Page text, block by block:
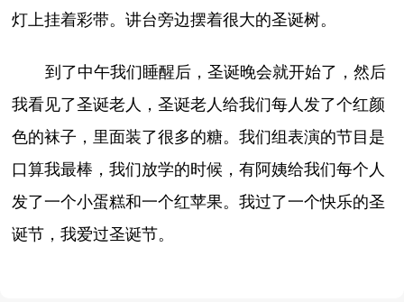
灯上挂着彩带。讲台旁边摆着很大的圣诞树。
到了中午我们睡醒后，圣诞晚会就开始了，然后
我看见了圣诞老人，圣诞老人给我们每人发了个红颜
色的袜子，里面装了很多的糖。我们组表演的节目是
口算我最棒，我们放学的时候，有阿姨给我们每个人
发了一个小蛋糕和一个红苹果。我过了一个快乐的圣
诞节，我爱过圣诞节。